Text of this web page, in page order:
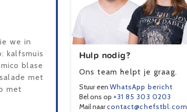
we in
kalfsmuis
blase
met
met
Hulp nodig?
Ons team helpt je graag.
Stuur een WhatsApp bericht
Bel ons op +31 85 303 0203
Mail naarcontact@chefstbl.com